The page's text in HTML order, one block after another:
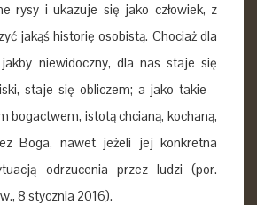
rysy i ukazuje się jako człowiek, z
jakąś historię osobistą. Chociaż dla
niewidoczny, dla nas staje się
staje się obliczem; a jako takie -
bogactwem, istotą chcianą, kochaną,
Boga, nawet jeżeli jej konkretna
odrzucenia przez ludzi (por.
8 stycznia 2016).